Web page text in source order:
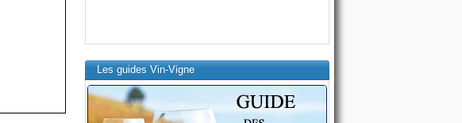
Les guides Vin-Vigne